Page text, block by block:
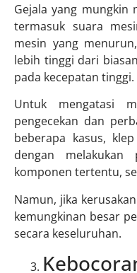
Gejala yang mungkin
termasuk suara
mesin yang
lebih tinggi dari
pada kecepatan tinggi.
Untuk mengatasi
pengecekan dan
beberapa kasus,
dengan melakukan
komponen tertentu,
Namun, jika
kemungkinan besar
secara keseluruhan.